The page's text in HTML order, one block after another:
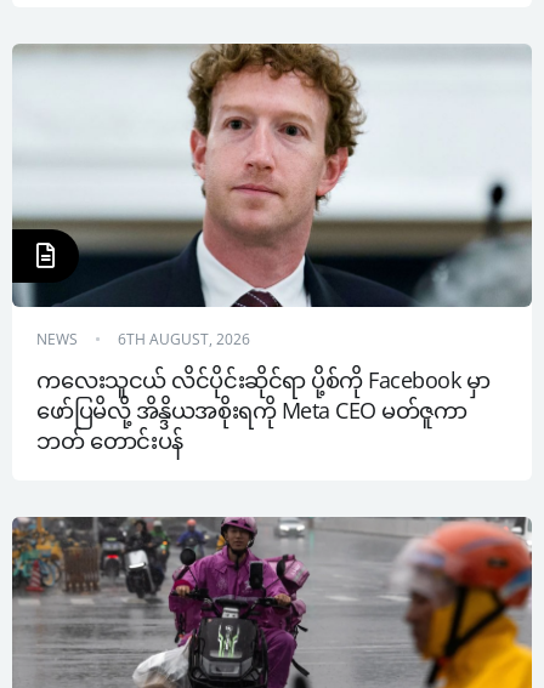
NEWS 6TH AUGUST, 2026
ကလေးသူငယ် လိင်ပိုင်းဆိုင်ရာ ပို့စ်ကို Facebook မှာ
ဖော်ပြမိလို့ အိန္ဒိယအစိုးရကို Meta CEO မတ်ဇူကာ
ဘတ် တောင်းပန်